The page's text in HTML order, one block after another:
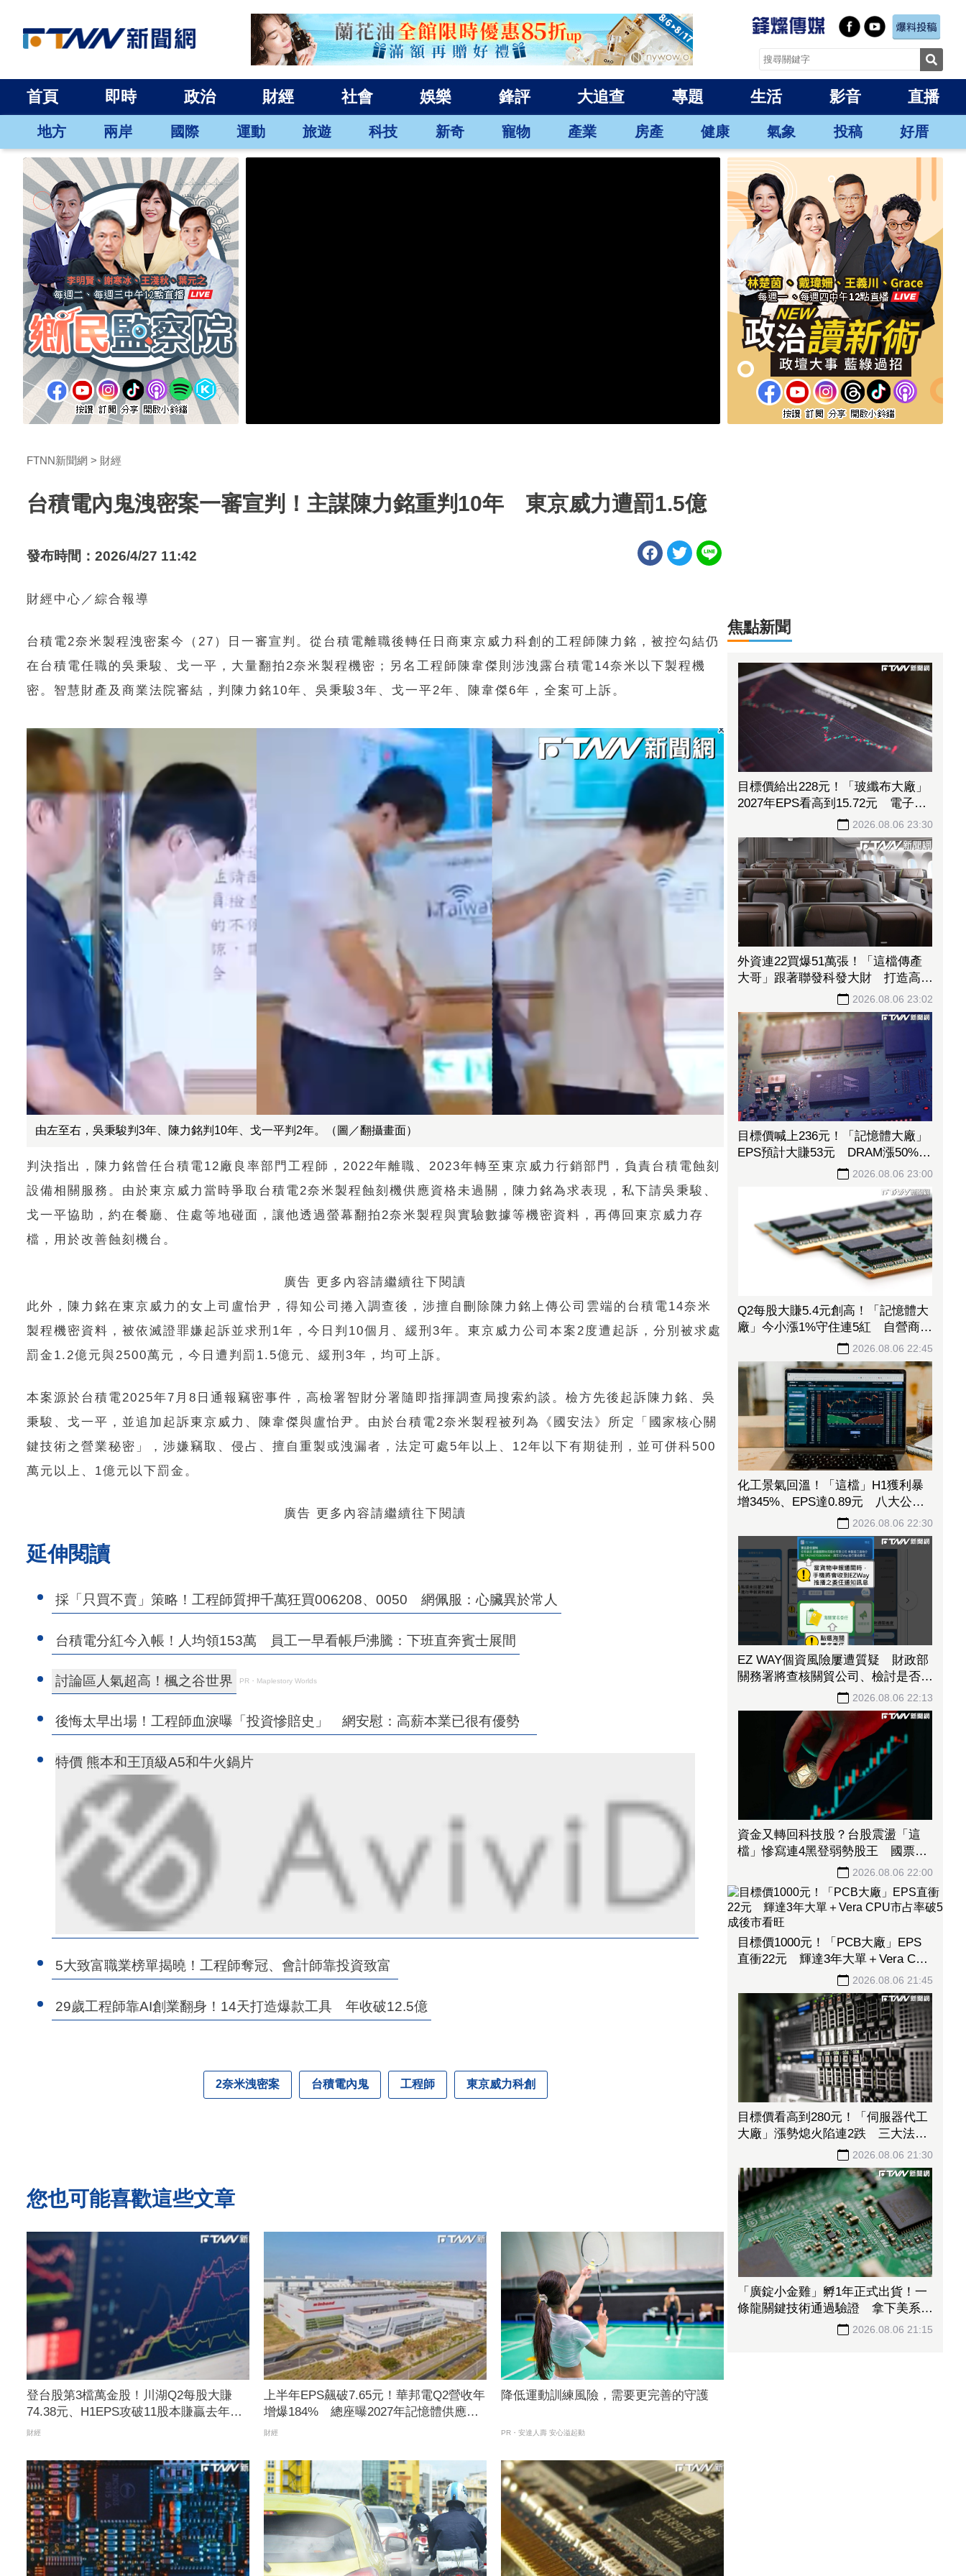
首頁 即時 政治 財經 社會 娛樂 鋒評 大追查 專題 生活 影音 直播
地方 兩岸 國際 運動 旅遊 科技 新奇 寵物 產業 房產 健康 氣象 投稿 好厝
FTNN新聞網 財經
台積電內鬼洩密案一審宣判！主謀陳力銘重判10年 東京威力遭罰1.5億
發布時間：2026/4/27 11:42
財經中心／綜合報導
台積電2奈米製程洩密案今（27）日一審宣判。從台積電離職後轉任日商東京威力科創的工程師陳力銘，被控勾結仍
在台積電任職的吳秉駿、戈一平，大量翻拍2奈米製程機密；另名工程師陳韋傑則涉洩露台積電14奈米以下製程機
密。智慧財產及商業法院審結，判陳力銘10年、吳秉駿3年、戈一平2年、陳韋傑6年，全案可上訴。
由左至右，吳秉駿判3年、陳力銘判10年、戈一平判2年。（圖／翻攝畫面）
判決指出，陳力銘曾任台積電12廠良率部門工程師，2022年離職、2023年轉至東京威力行銷部門，負責台積電蝕刻
設備相關服務。由於東京威力當時爭取台積電2奈米製程蝕刻機供應資格未過關，陳力銘為求表現，私下請吳秉駿、
戈一平協助，約在餐廳、住處等地碰面，讓他透過螢幕翻拍2奈米製程與實驗數據等機密資料，再傳回東京威力存
檔，用於改善蝕刻機台。
廣告 更多內容請繼續往下閱讀
此外，陳力銘在東京威力的女上司盧怡尹，得知公司捲入調查後，涉擅自刪除陳力銘上傳公司雲端的台積電14奈米
製程機密資料，被依滅證罪嫌起訴並求刑1年，今日判10個月、緩刑3年。東京威力公司本案2度遭起訴，分別被求處
罰金1.2億元與2500萬元，今日遭判罰1.5億元、緩刑3年，均可上訴。
本案源於台積電2025年7月8日通報竊密事件，高檢署智財分署隨即指揮調查局搜索約談。檢方先後起訴陳力銘、吳
秉駿、戈一平，並追加起訴東京威力、陳韋傑與盧怡尹。由於台積電2奈米製程被列為《國安法》所定「國家核心關
鍵技術之營業秘密」，涉嫌竊取、侵占、擅自重製或洩漏者，法定可處5年以上、12年以下有期徒刑，並可併科500
萬元以上、1億元以下罰金。
廣告 更多內容請繼續往下閱讀
延伸閱讀
採「只買不賣」策略！工程師質押千萬狂買006208、0050 網佩服：心臟異於常人
台積電分紅今入帳！人均領153萬 員工一早看帳戶沸騰：下班直奔賓士展間
討論區人氣超高！楓之谷世界 PR・Maplestory Worlds
後悔太早出場！工程師血淚曝「投資慘賠史」 網安慰：高薪本業已很有優勢
特價 熊本和王頂級A5和牛火鍋片
5大致富職業榜單揭曉！工程師奪冠、會計師靠投資致富
29歲工程師靠AI創業翻身！14天打造爆款工具 年收破12.5億
2奈米洩密案 台積電內鬼 工程師 東京威力科創
您也可能喜歡這些文章
登台股第3檔萬金股！川湖Q2每股大賺
74.38元、H1EPS攻破11股本賺贏去年全
年 近5日飆41.4%收10100元
財經
上半年EPS飆破7.65元！華邦電Q2營收年
增爆184% 總座曝2027年記憶體供應更
緊張
財經
降低運動訓練風險，需要更完善的守護
PR・安達人壽 安心溢起動
焦點新聞
目標價給出228元！「玻纖布大廠」
2027年EPS看高到15.72元 電子材
料放量＋轉投資挹注營收2026.08.06 23:30
外資連22買爆51萬張！「這檔傳產
大哥」跟著聯發科發大財 打造高效
2026.08.06 23:02
目標價喊上236元！「記憶體大廠」
EPS預計大賺53元 DRAM漲50%、
Flash漲30%獲利大增 2026.08.06 23:00
Q2每股大賺5.4元創高！「記憶體大
廠」今小漲1%守住連5紅 自營商卻
脫手449張、抱回7549萬元2026.08.06 22:45
化工景氣回溫！「這檔」H1獲利暴
增345%、EPS達0.89元 八大公股
2026.08.06 22:30
EZ WAY個資風險屢遭質疑 財政部
關務署將查核關貿公司、檢討是否統
2026.08.06 22:13
資金又轉回科技股？台股震盪「這
檔」慘寫連4黑登弱勢股王 國票
金、潤泰新也淪大盤刀下魂2026.08.06 22:00
目標價1000元！「PCB大廠」EPS
直衝22元 輝達3年大單＋Vera CPU
市占率破5成後市看旺2026.08.06 21:45
目標價看高到280元！「伺服器代工
大廠」漲勢熄火陷連2跌 三大法人
今出清1.1萬張、抽回21億元2026.08.06 21:30
「廣錠小金雞」孵1年正式出貨！一
條龍關鍵技術通過驗證 拿下美系網
2026.08.06 21:15